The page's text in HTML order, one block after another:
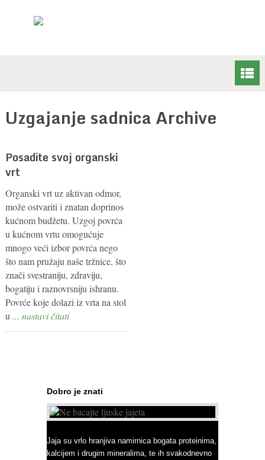
Uzgajanje sadnica Archive
Posadite svoj organski
vrt
Organski vrt uz aktivan odmor,
može ostvariti i znatan doprinos
kućnom budžetu. Uzgoj povrća
u kućnom vrtu omogućuje
mnogo veći izbor povrća nego
što nam pružaju naše tržnice, što
znači svestraniju, zdraviju,
bogatiju i raznovrsniju ishranu.
Povrće koje dolazi iz vrta na stol
u ... nastavi čitati
Dobro je znati
Jaja su vrlo hranjiva namirnica bogata proteinima,
kalcijem i drugim mineralima, te ih svakodnevno